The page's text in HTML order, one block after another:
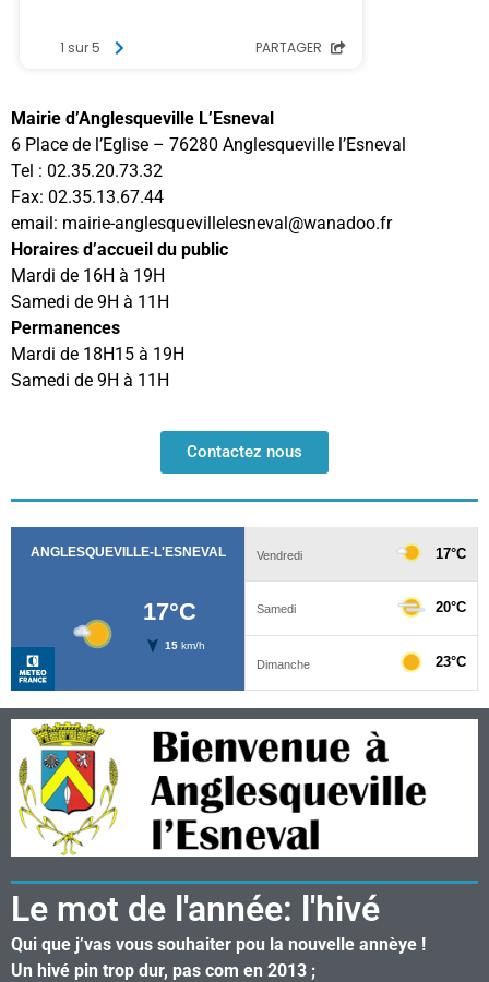
Mairie d’Anglesqueville L’Esneval
6 Place de l’Eglise – 76280 Anglesqueville l’Esneval
Tel : 02.35.20.73.32
Fax: 02.35.13.67.44
email: mairie-anglesquevillelesneval@wanadoo.fr
Horaires d’accueil du public
Mardi de 16H à 19H
Samedi de 9H à 11H
Permanences
Mardi de 18H15 à 19H
Samedi de 9H à 11H
Contactez nous
Le mot de l'année: l'hivé
Qui que j’vas vous souhaiter pou la nouvelle annèye !
Un hivé pin trop dur, pas com en 2013 ;